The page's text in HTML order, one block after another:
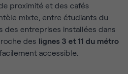
proximité et des cafés
mixte, entre étudiants du
des entreprises installées dans
des lignes 3 et 11 du métro
accessible.